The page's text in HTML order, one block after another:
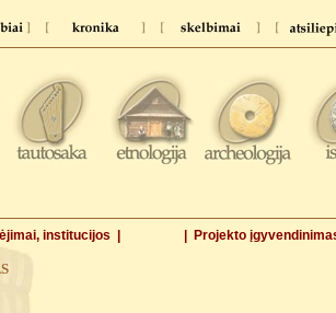
institucijos | | Projekto